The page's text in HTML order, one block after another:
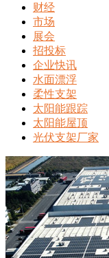
财经
市场
展会
招投标
企业快讯
水面漂浮
柔性支架
太阳能跟踪
太阳能屋顶
光伏支架厂家